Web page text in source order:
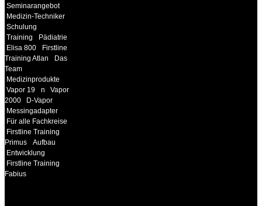
Seminarangebot
Medizin-Techniker
Schulung
Training
Pädiatrie
Elisa 800
Firstline
Training Atlan
Das
Team
Medizinprodukte
Vapor 19
n
Vapor
2000
D-Vapor
Messingadapter
Für alle Fachkreise
Firstline Training
Primus
Aufbau
Entwicklung
Firstline Training
Fabius